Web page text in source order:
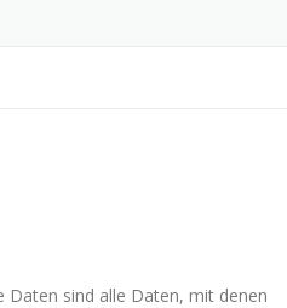
Daten sind alle Daten, mit denen